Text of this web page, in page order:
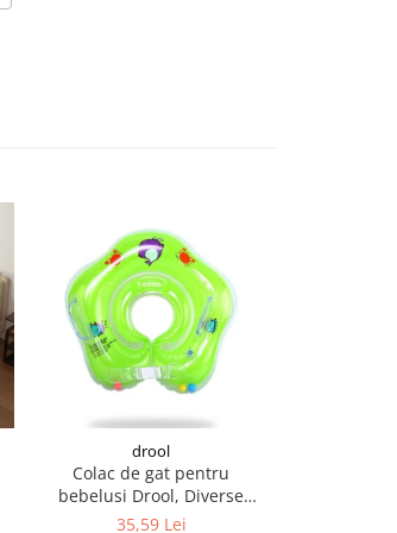
drool
Colac de gat pentru
bebelusi Drool, Diverse
culori
35,59 Lei